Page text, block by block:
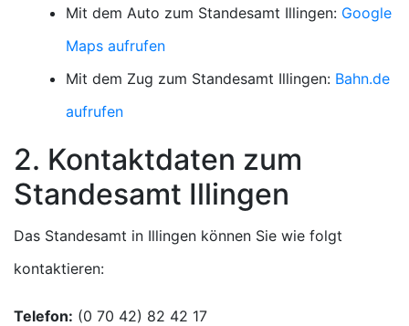
Mit dem Auto zum Standesamt Illingen: Google
Maps aufrufen
Mit dem Zug zum Standesamt Illingen: Bahn.de
aufrufen
2. Kontaktdaten zum
Standesamt Illingen
Das Standesamt in Illingen können Sie wie folgt
kontaktieren:
Telefon: